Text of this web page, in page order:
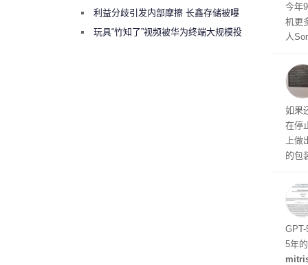
今年
机更
人
蓝
ra的
生产
如果
在停
上
的包
初
题
5年
绕梁”利益分歧引发内部摩擦 长鑫存储被曝
曾将华为驻场工程师驱逐出研发基地
玩具“竹知了”视频被华为终端大规模投